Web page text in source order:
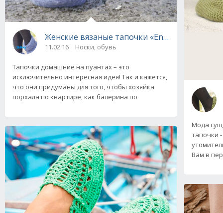
Женские вязаные тапочки «En Pointe» от
11.02.16 Носки, обувь
Тапочки домашние на пуантах – это
исключительно интересная идея! Так и кажется,
что они придуманы для того, чтобы хозяйка
порхала по квартире, как балерина по
Мода
тапочки
Вам в